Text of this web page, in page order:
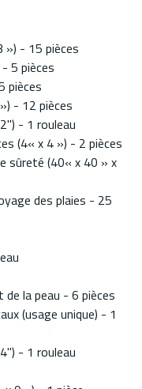
») - 15 pièces
5 pièces
pièces
- 12 pièces
- 1 rouleau
(4« x 4 ») - 2 pièces
sûreté (40« x 40 » x
des plaies - 25
la peau - 6 pièces
(usage unique) - 1
- 1 rouleau